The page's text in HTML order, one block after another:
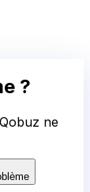
?
Qobuz ne